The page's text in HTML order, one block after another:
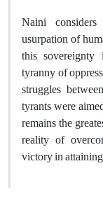
Naini
usurpation of
this
tyranny of
struggles
tyrants were
remains the
reality of
victory in